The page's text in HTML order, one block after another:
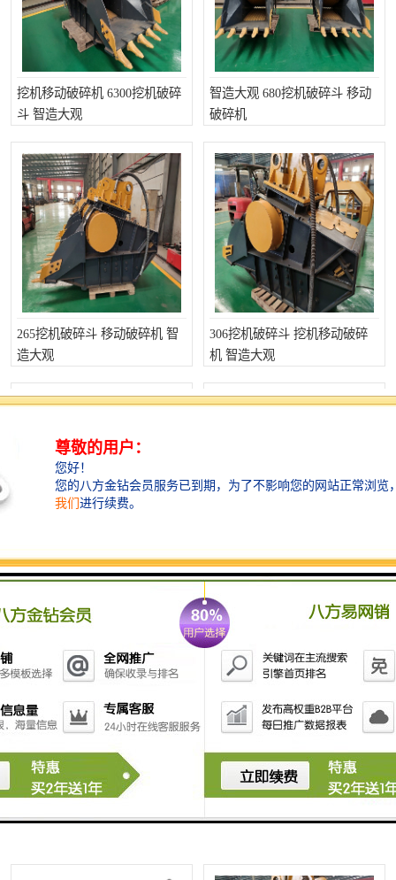
挖机移动破碎机 6300挖机破碎
斗 智造大观
智造大观 680挖机破碎斗 移动
破碎机
265挖机破碎斗 移动破碎机 智
造大观
306挖机破碎斗 挖机移动破碎
机 智造大观
移动破碎机 6225挖机破碎斗 智
挖机移动破碎机 185挖机破碎
斗 智造大观
挖机移动破碎机 智造大观 323
挖机移动破碎机 225挖机破碎